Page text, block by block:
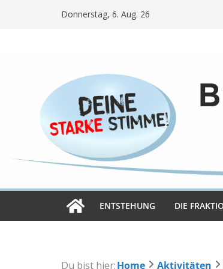
Donnerstag, 6. Aug. 26
ENT­STE­HUNG DIE
Du bist hier:Home Aktivitäten